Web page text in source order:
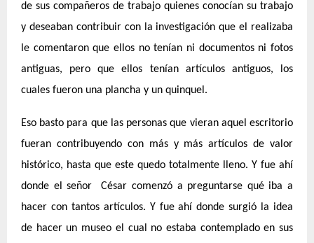
de sus compañeros de trabajo quienes conocían su trabajo
y deseaban contribuir con la investigación que el realizaba
le comentaron que ellos no tenían ni documentos ni fotos
antiguas, pero que ellos tenían artículos antiguos, los
cuales fueron una plancha y un quinquel.
Eso basto para que las personas que vieran aquel escritorio
fueran contribuyendo con más y más artículos de valor
histórico, hasta que este quedo totalmente lleno. Y fue ahí
donde el señor César comenzó a preguntarse qué iba a
hacer con tantos artículos. Y fue ahí donde surgió la idea
de hacer un museo el cual no estaba contemplado en sus